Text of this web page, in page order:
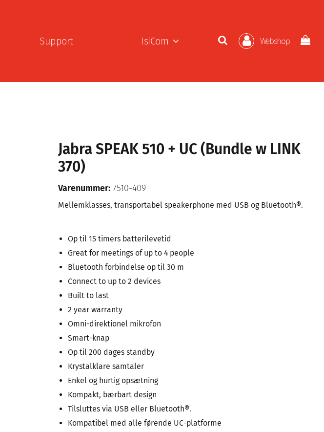
Support IsiCom Webshop
Jabra SPEAK 510 + UC (Bundle w LINK
370)
Varenummer: 7510-409
Mellemklasses, transportabel speakerphone med USB og Bluetooth®.
Op til 15 timers batterilevetid
Great for meetings of up to 4 people
Bluetooth forbindelse op til 30 m
Connect to up to 2 devices
Built to last
2 year warranty
Omni-direktionel mikrofon
Smart-knap
Op til 200 dages standby
Krystalklare samtaler
Enkel og hurtig opsætning
Kompakt, bærbart design
Tilsluttes via USB eller Bluetooth®.
Kompatibel med alle førende UC-platforme